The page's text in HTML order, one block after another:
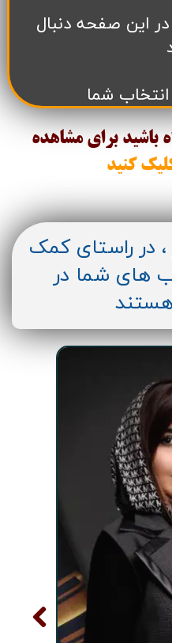
در این صفحه دنبال
شما
باشید برای مشاهده
کنید
، در راستای کمک
های شما در